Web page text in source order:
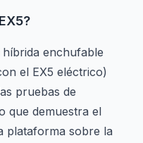
híbrida enchufable
el EX5 eléctrico)
pruebas de
que demuestra el
plataforma sobre la